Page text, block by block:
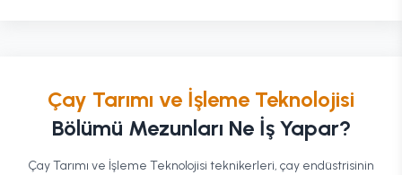
Çay Tarımı ve İşleme Teknolojisi
Bölümü Mezunları Ne İş Yapar?
Çay Tarımı ve İşleme Teknolojisi teknikerleri, çay endüstrisinin